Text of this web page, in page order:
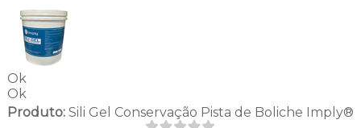
Ok
Ok
Produto:Sili Gel Conservação Pista de Boliche Imply®